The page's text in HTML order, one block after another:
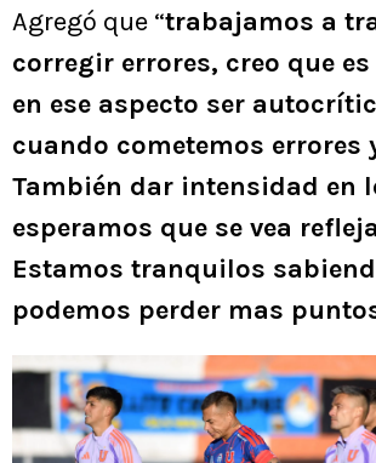
Agregó que “trabajamos a
corregir errores, creo que
en ese aspecto ser
cuando cometemos errores
También dar intensidad en
esperamos que se vea
Estamos tranquilos
podemos perder mas